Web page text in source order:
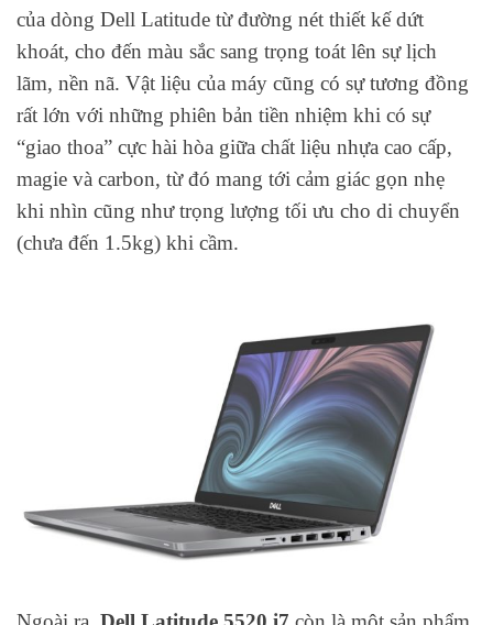
của dòng Dell Latitude từ đường nét thiết kế dứt
khoát, cho đến màu sắc sang trọng toát lên sự lịch
lãm, nền nã. Vật liệu của máy cũng có sự tương đồng
rất lớn với những phiên bản tiền nhiệm khi có sự
“giao thoa” cực hài hòa giữa chất liệu nhựa cao cấp,
magie và carbon, từ đó mang tới cảm giác gọn nhẹ
khi nhìn cũng như trọng lượng tối ưu cho di chuyển
(chưa đến 1.5kg) khi cầm.